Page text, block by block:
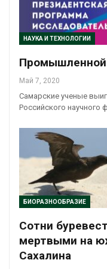
НАУКА И ТЕХНОЛОГИИ
Промышленной
Май 7, 2020
Самарские ученые
Российского научного
БИОРАЗНООБРАЗИЕ
Сотни
мертвыми на
Сахалина